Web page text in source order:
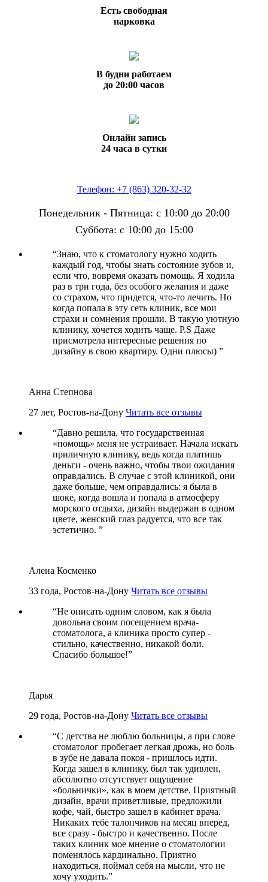
Есть свободная
парковка
В будни работаем
до 20:00 часов
Онлайн запись
24 часа в сутки
Телефон: +7 (863) 320-32-32
Понедельник - Пятница: с 10:00 до 20:00
Суббота: с 10:00 до 15:00
“Знаю, что к стоматологу нужно ходить
каждый год, чтобы знать состояние зубов и,
если что, вовремя оказать помощь. Я ходила
раз в три года, без особого желания и даже
со страхом, что придется, что-то лечить. Но
когда попала в эту сеть клиник, все мои
страхи и сомнения прошли. В такую уютную
клинику, хочется ходить чаще. P.S Даже
присмотрела интересные решения по
дизайну в свою квартиру. Одни плюсы) ”
Анна Степнова
27 лет, Ростов-на-Дону Читать все отзывы
“Давно решила, что государственная
«помощь» меня не устраивает. Начала искать
приличную клинику, ведь когда платишь
деньги - очень важно, чтобы твои ожидания
оправдались. В случае с этой клиникой, они
даже больше, чем оправдались: я была в
шоке, когда вошла и попала в атмосферу
морского отдыха, дизайн выдержан в одном
цвете, женский глаз радуется, что все так
эстетично. ”
Алена Косменко
33 года, Ростов-на-Дону Читать все отзывы
“Не описать одним словом, как я была
довольна своим посещением врача-
стоматолога, а клиника просто супер -
стильно, качественно, никакой боли.
Спасибо большое!”
Дарья
29 года, Ростов-на-Дону Читать все отзывы
“С детства не люблю больницы, а при слове
стоматолог пробегает легкая дрожь, но боль
в зубе не давала покоя - пришлось идти.
Когда зашел в клинику, был так удивлен,
абсолютно отсутствует ощущение
«больнички», как в моем детстве. Приятный
дизайн, врачи приветливые, предложили
кофе, чай, быстро зашел в кабинет врача.
Никаких тебе талончиков на месяц вперед,
все сразу - быстро и качественно. После
таких клиник мое мнение о стоматологии
поменялось кардинально. Приятно
находиться, поймал себя на мысли, что не
хочу уходить.”